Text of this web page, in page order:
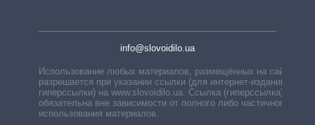
info@slovoidilo.ua
Использование любых материалов, размещённых на сайте,
разрешается при указании ссылки (для интернет-изданий —
гиперссылки) на www.slovoidilo.ua. Ссылка (гиперссылка)
обязательна вне зависимости от полного либо частичного
использования материалов.